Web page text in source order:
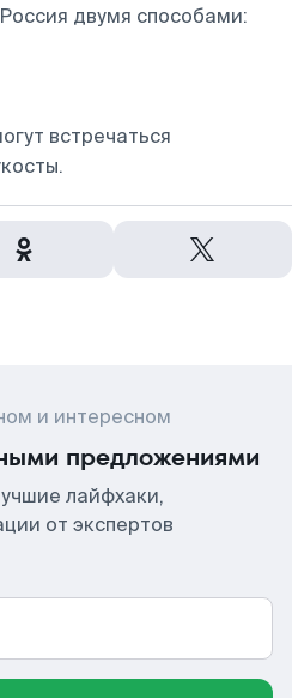
двумя способами:
встречаться
и интересном
предложениями
лайфхаки,
от экспертов